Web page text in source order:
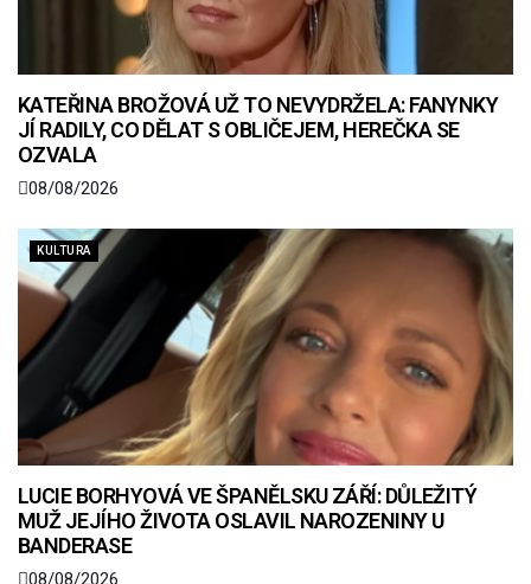
KATEŘINA BROŽOVÁ UŽ TO NEVYDRŽELA: FANYNKY
JÍ RADILY, CO DĚLAT S OBLIČEJEM, HEREČKA SE
OZVALA
08/08/2026
KULTURA
LUCIE BORHYOVÁ VE ŠPANĚLSKU ZÁŘÍ: DŮLEŽITÝ
MUŽ JEJÍHO ŽIVOTA OSLAVIL NAROZENINY U
BANDERASE
08/08/2026